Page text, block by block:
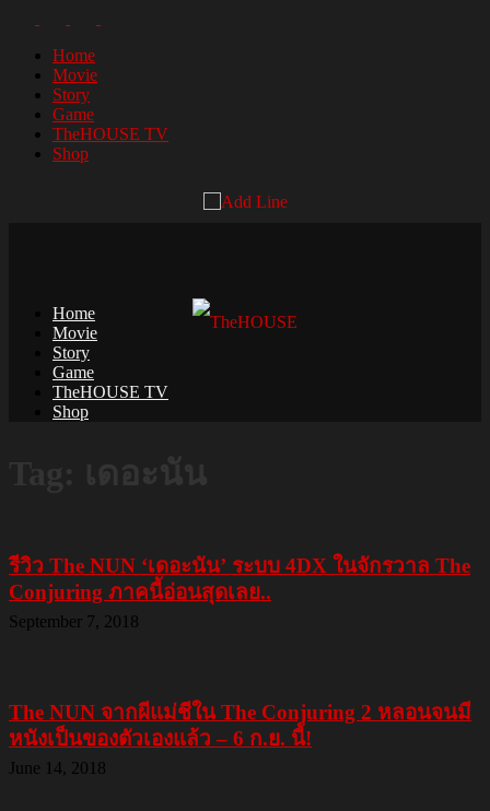
Home
Movie
Story
Game
TheHOUSE TV
Shop
Home
Movie
Story
Game
TheHOUSE TV
Shop
รีวิว The NUN ‘เดอะนัน’ ระบบ 4DX ในจักรวาล The
Conjuring ภาคนี้อ่อนสุดเลย..
September 7, 2018
The NUN จากผีแม่ชีใน The Conjuring 2 หลอนจนมี
หนังเป็นของตัวเองแล้ว – 6 ก.ย. นี้!
June 14, 2018